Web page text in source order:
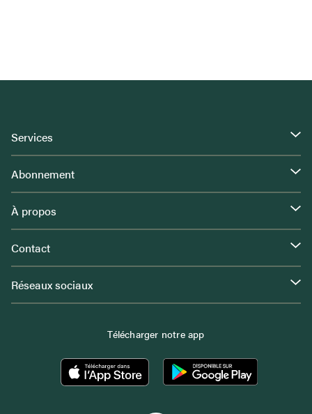
Services
Abonnement
À propos
Contact
Réseaux sociaux
Télécharger notre app